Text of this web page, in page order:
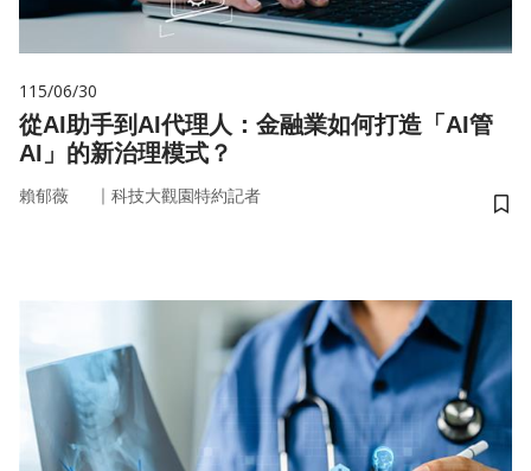
115/06/30
從AI助手到AI代理人：金融業如何打造「AI管
AI」的新治理模式？
賴郁薇 ｜ 科技大觀園特約記者
儲